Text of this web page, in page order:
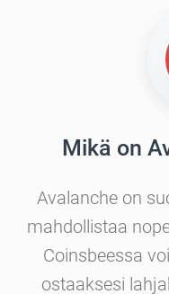
Mikä on
Avalanche on
mahdollistaa
Coinsbeessa
ostaaksesi